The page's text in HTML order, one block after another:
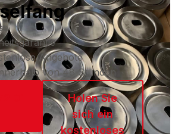
Angebote
von 48 Stunden
Holen Sie
sich ein
kostenloses